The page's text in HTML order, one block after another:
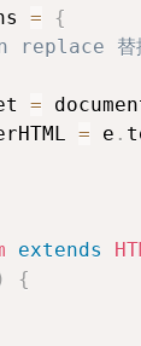
=
{
替
=
= e .
extends
{